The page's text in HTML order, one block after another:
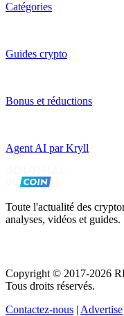
Catégories
Guides crypto
Bonus et réductions
Agent AI par Kryll
Toute l'actualité des
analyses, vidéos et guides.
Copyright © 2017-2026
Tous droits réservés.
Contactez-nous | Advertise